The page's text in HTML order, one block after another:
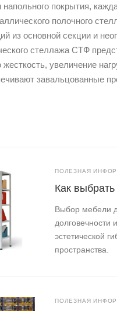
напольного покрытия,
полочного
из основной секции и
стеллажа СТФ
увеличение
завальцованные
ПОЛЕЗНАЯ
Как
Выбор мебели
долговечности
эстетической
пространства.
ПОЛЕЗНАЯ